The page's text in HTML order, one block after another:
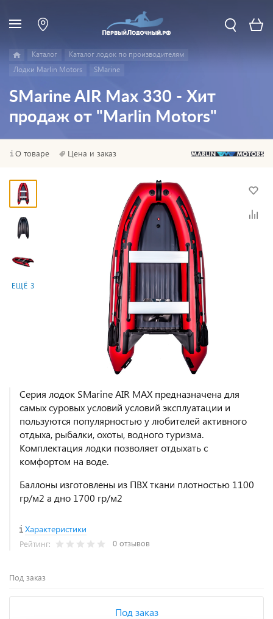
Каталог
Каталог лодок по производителям
Лодки Marlin Motors
SMarine
SMarine AIR Max 330 - Хит
продаж от "Marlin Motors"
О товаре Цена и заказ
ЕЩЁ 3
Серия лодок SMarine AIR MAX предназначена для
самых суровых условий условий эксплуатации и
пользуются популярностью у любителей активного
отдыха, рыбалки, охоты, водного туризма.
Комплектация лодки позволяет отдыхать с
комфортом на воде.
Баллоны изготовлены из ПВХ ткани плотностью 1100
гр/м2 а дно 1700 гр/м2
Характеристики
Рейтинг: 0 отзывов
Под заказ
Под заказ